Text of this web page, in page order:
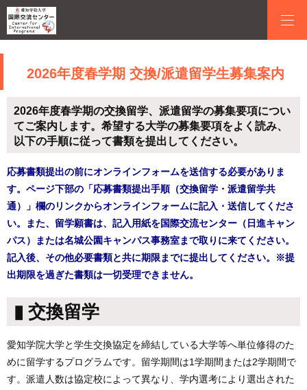
2026年度春学期 交換/派遣留学生募集案内
2026年度春学期の交換留学、派遣留学の募集要項につい
てご案内します。希望する大学の募集要項をよく読み、
以下の手順に従って書類を提出してください。
応募書類提出の前にオンラインフォームを送信する必要がありま
す。ページ下部の「応募書類提出手順（交換留学・派遣留学共
通）」欄のリンクからオンラインフォームに記入・送信してくださ
い。また、留学願書は、記入用紙を国際交流センター（日進キャン
パス）または名城公園キャンパス事務室まで取りに来てください。
記入後、その他必要書類と共に期限までに提出してください。※提
出期限を過ぎた書類は一切受理できません。
▮ 交換留学
愛知学院大学と学生交換協定を締結している大学等へ単位修得のた
めに留学するプログラムです。留学期間は1学期間または2学期間で
す。派遣人数は協定校によって異なり、学内選考により選出された